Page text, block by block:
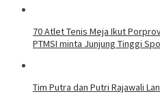
70 Atlet Tenis Meja Ikut
PTMSI minta Junjung Tinggi
Tim Putra dan Putri Rajawali